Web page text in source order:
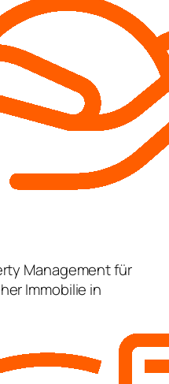
Management für
Immobilie in